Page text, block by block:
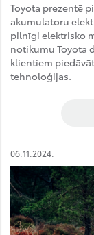
Toyota prezentē
akumulatoru
pilnīgi elektrisko
notikumu Toyota
klientiem
tehnoloģijas.
06.11.2024.